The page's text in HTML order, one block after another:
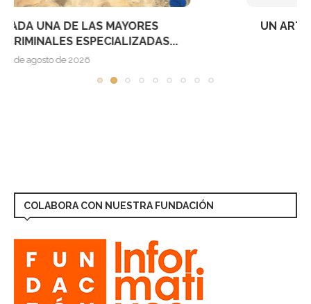
UN ARTÍCULO EN SCIENCE PROPONE CAMBIAR
CÓMO SE...
COLABORA CON NUESTRA FUNDACIÓN